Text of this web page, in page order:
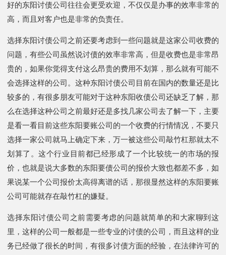
好的东阳讨债公司往往会更受欢迎，不仅仅是办事的效率非常的
高，而且对客户也是非常的负责任。
选择东阳讨债公司之前还要考虑到一些问题就是这家公司收费的
问题，有些公司虽然说讨债的效率非常高，但是收费也是非常昂
贵的，如果你觉得支付这么昂贵的费用不划算，那么就有可能不
会选择这样的公司。这种东阳讨债公司目前在国内的数量还是比
较多的，有很多朋友可能对于这种东阳收债公司还缺乏了解，那
么在选择这种公司之前最好还是多找几家公司去了解一下，主要
是看一看目前这些东阳要账公司的一个收费的行情情况，不要只
选择一家公司就马上确定下来，万一被这些公司敲竹杠那就太不
划算了。这个行业目前都已经形成了一个比较统一的市场的报
价，也就是说大多数的东阳要债公司的报价大致也都差不多，如
果说某一个公司报价太高得离谱的话，那很显然这样的东阳要账
公司可能就存在敲竹杠的嫌疑。
选择东阳讨债公司之前需要考虑的问题就简单的和大家聊到这
里，这样的公司一般都是一些专业的讨债的公司，而且这样的业
务已经做了很长的时间，有很多讨债方面的经验，在法律许可的